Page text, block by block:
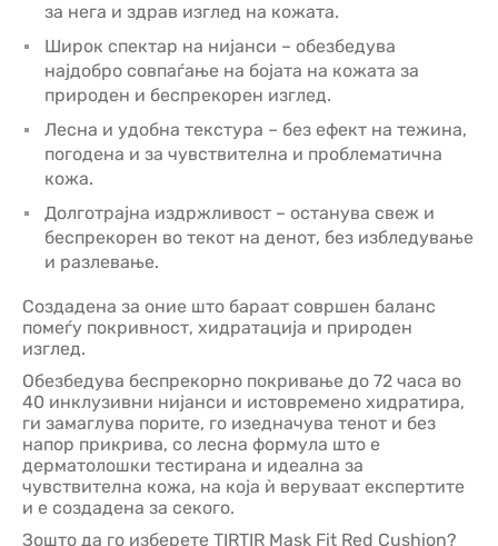
за нега и здрав изглед на кожата.
Широк спектар на нијанси – обезбедува
најдобро совпаѓање на бојата на кожата за
природен и беспрекорен изглед.
Лесна и удобна текстура – без ефект на тежина,
погодена и за чувствителна и проблематична
кожа.
Долготрајна издржливост – останува свеж и
беспрекорен во текот на денот, без избледување
и разлевање.
Создадена за оние што бараат совршен баланс
помеѓу покривност, хидратација и природен
изглед.
Обезбедува беспрекорно покривање до 72 часа во
40 инклузивни нијанси и истовремено хидратира,
ги замаглува порите, го изедначува тенот и без
напор прикрива, со лесна формула што е
дерматолошки тестирана и идеална за
чувствителна кожа, на која ѝ веруваат експертите
и е создадена за секого.
Зошто да го изберете TIRTIR Mask Fit Red Cushion?